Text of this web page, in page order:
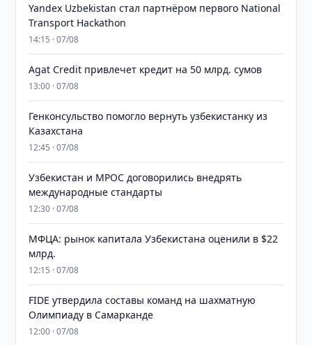
Yandex Uzbekistan стал партнёром первого National
Transport Hackathon
14:15 · 07/08
Agat Credit привлечет кредит на 50 млрд. сумов
13:00 · 07/08
Генконсульство помогло вернуть узбекистанку из
Казахстана
12:45 · 07/08
Узбекистан и MPOC договорились внедрять
международные стандарты
12:30 · 07/08
МФЦА: рынок капитала Узбекистана оценили в $22
млрд.
12:15 · 07/08
FIDE утвердила составы команд на шахматную
Олимпиаду в Самарканде
12:00 · 07/08